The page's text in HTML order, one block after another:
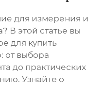
для измерения и
В этой статье вы
для купить
: от выбора
до практических
Узнайте о